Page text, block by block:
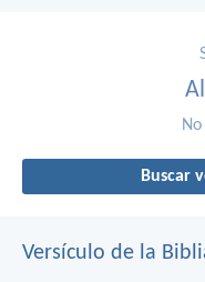
Al
No
Buscar
Versículo de la